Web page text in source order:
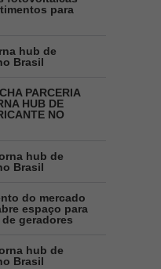
para
hub de
Brasil
PARCERIA
HUB DE
NO
hub de
Brasil
do mercado
espaço para
geradores
hub de
Brasil